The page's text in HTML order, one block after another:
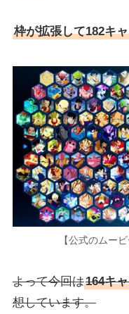
枠が拡張して182キ
【公式のムー
よって今回は164キ
想しています。